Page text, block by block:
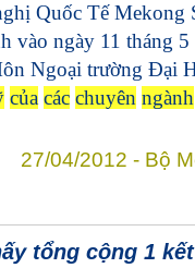
Quốc Tế Mekong
vào ngày 11 tháng
Ngoại trường Đại
của các chuyên ngành
27/04/2012 - Bộ
tổng cộng 1